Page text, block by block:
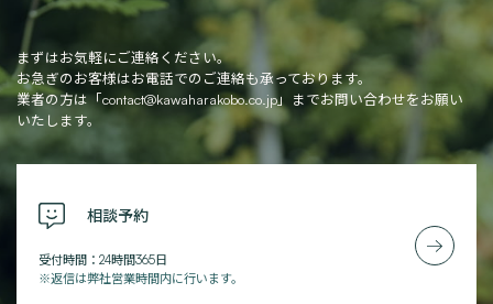
まずはお気軽にご連絡ください。
お急ぎのお客様はお電話でのご連絡も承っております。
業者の方は「contact@kawaharakobo.co.jp」までお問い合わせをお願い
いたします。
相談予約
受付時間：24時間365日
※返信は弊社営業時間内に行います。